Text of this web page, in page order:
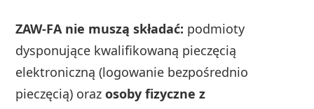
ZAW-FA nie muszą składać: podmioty
dysponujące kwalifikowaną pieczęcią
elektroniczną (logowanie bezpośrednio
pieczęcią) orazosoby fizyczne z